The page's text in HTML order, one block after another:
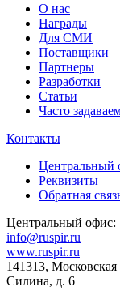
О нас
Награды
Для СМИ
Поставщики
Партнеры
Разработки
Статьи
Часто
Контакты
Центральный
Реквизиты
Обратная
Центральный офис:
info@ruspir.ru
www.ruspir.ru
141313,
Силина, д. 6